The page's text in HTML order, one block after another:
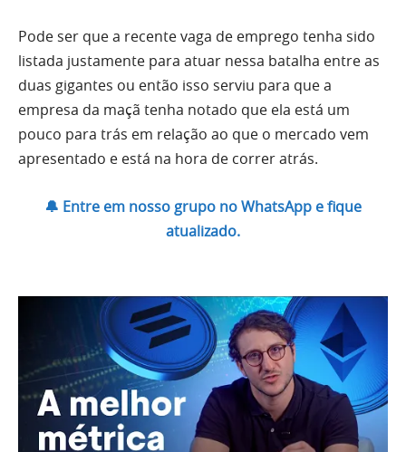
Pode ser que a recente vaga de emprego tenha sido
listada justamente para atuar nessa batalha entre as
duas gigantes ou então isso serviu para que a
empresa da maçã tenha notado que ela está um
pouco para trás em relação ao que o mercado vem
apresentado e está na hora de correr atrás.
🔔 Entre em nosso grupo no WhatsApp e fique
atualizado.